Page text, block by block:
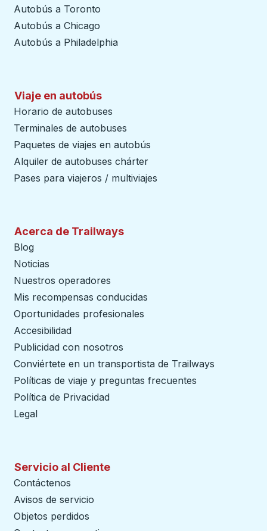
Autobús a Toronto
Autobús a Chicago
Autobús a Philadelphia
Viaje en autobús
Horario de autobuses
Terminales de autobuses
Paquetes de viajes en autobús
Alquiler de autobuses chárter
Pases para viajeros / multiviajes
Acerca de Trailways
Blog
Noticias
Nuestros operadores
Mis recompensas conducidas
Oportunidades profesionales
Accesibilidad
Publicidad con nosotros
Conviértete en un transportista de Trailways
Políticas de viaje y preguntas frecuentes
Política de Privacidad
Legal
Servicio al Cliente
Contáctenos
Avisos de servicio
Objetos perdidos